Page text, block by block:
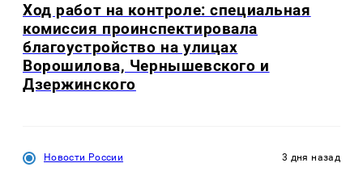
Ход работ на контроле: специальная
комиссия проинспектировала
благоустройство на улицах
Ворошилова, Чернышевского и
Дзержинского
Новости России 3 дня назад